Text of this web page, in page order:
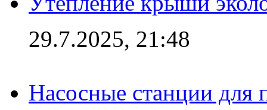
29.7.2025, 21:48
Насосные станции для